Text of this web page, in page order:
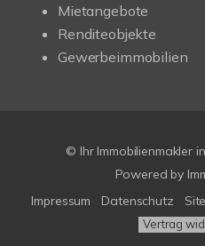
Mietangebote
Renditeobjekte
Gewerbeimmobilien
© Ihr Immobilienmakler
Powered by
Impressum
Datenschutz
Vertrag